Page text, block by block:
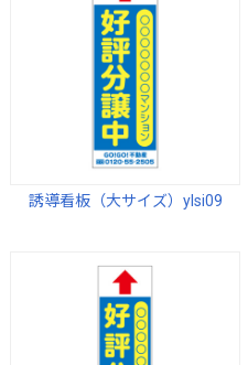
誘導看板（大サイズ）ylsi09